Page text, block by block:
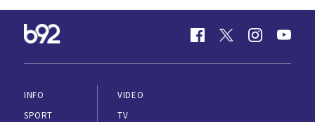
INFO
SPORT
VIDEO
TV